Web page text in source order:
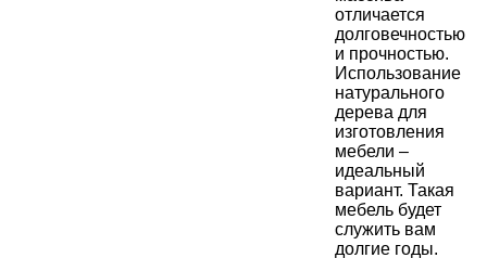
отличается
долговечностью
и прочностью.
Использование
натурального
дерева для
изготовления
мебели –
идеальный
вариант. Такая
мебель будет
служить вам
долгие годы.